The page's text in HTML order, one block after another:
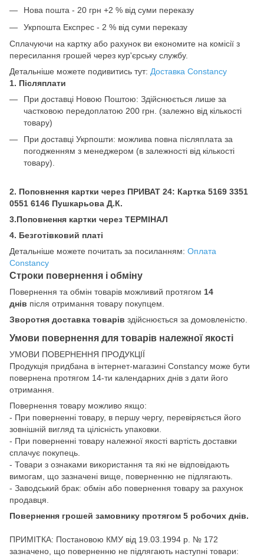
Нова пошта - 20 грн +2 % від суми переказу
Укрпошта Експрес - 2 % від суми переказу
Сплачуючи на картку або рахунок ви економите на комісії з
пересилання грошей через кур'єрську службу.
Детальніше можете подивитись тут: Доставка Constancy
1. Післяплати
При доставці Новою Поштою: Здійснюється лише за
частковою передоплатою 200 грн. (залежно від кількості
товару)
При доставці Укрпошти: можлива повна післяплата за
погодженням з менеджером (в залежності від кількості
товару).
2. Поповнення картки через ПРИВАТ 24: Картка 5169 3351
0551 6146 Пушкарьова Д.К.
3.Поповнення картки через ТЕРМІНАЛ
4. Безготівковий платі
Детальніше можете почитать за посиланням: Оплата
Constancy
Строки повернення і обміну
Повернення та обмін товарів можливий протягом 14
днів після отримання товару покупцем.
Зворотня доставка товарів здійснюється за домовленістю.
Умови повернення для товарів належної якості
УМОВИ ПОВЕРНЕННЯ ПРОДУКЦІЇ
Продукція придбана в інтернет-магазині Constancy може бути
повернена протягом 14-ти календарних днів з дати його
отримання.
Повернення товару можливо якщо:
- При поверненні товару, в першу чергу, перевіряється його
зовнішній вигляд та цілісність упаковки.
- При поверненні товару належної якості вартість доставки
сплачує покупець.
- Товари з ознаками використання та які не відповідають
вимогам, що зазначені вище, поверненню не підлягають.
- Заводський брак: обмін або повернення товару за рахунок
продавця.
Повернення грошей замовнику протягом 5 робочих днів.
ПРИМІТКА: Постановою КМУ від 19.03.1994 р. № 172
зазначено, що поверненню не підлягають наступні товари: